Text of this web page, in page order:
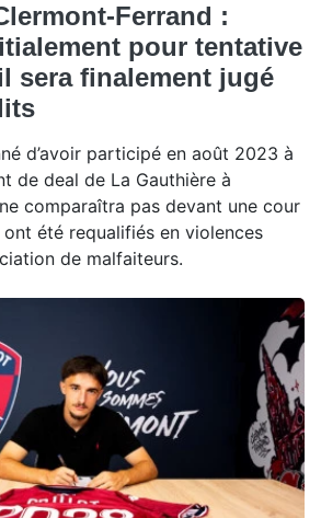
Ferrand :
pour tentative
sera finalement jugé
d’avoir participé en août 2023 à
de deal de La Gauthière à
comparaîtra pas devant une cour
ont été requalifiés en violences
de malfaiteurs.